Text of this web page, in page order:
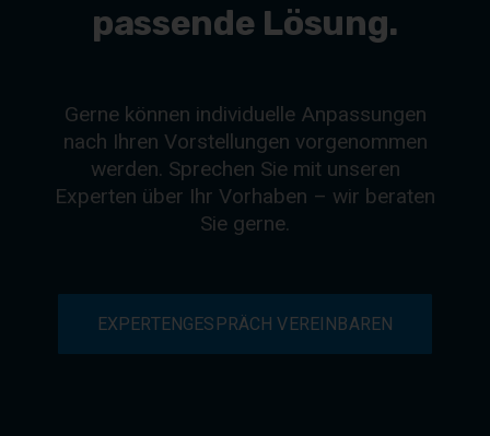
passende Lösung.
Gerne können individuelle Anpassungen
nach Ihren Vorstellungen vorgenommen
werden. Sprechen Sie mit unseren
Experten über Ihr Vorhaben – wir beraten
Sie gerne.
EXPERTENGESPRÄCH VEREINBAREN